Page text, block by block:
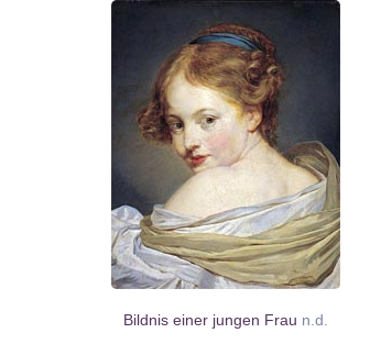
Bildnis einer jungen Frau n.d.